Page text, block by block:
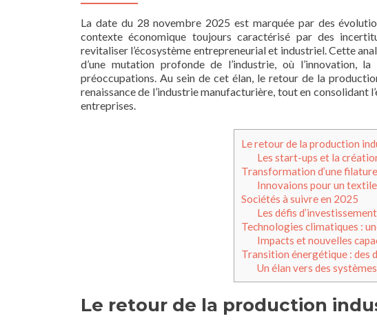
La date du 28 novembre 2025 est marquée par des
contexte économique toujours caractérisé par des
revitaliser l’écosystème entrepreneurial et industriel. Cette
d’une mutation profonde de l’industrie, où
préoccupations. Au sein de cet élan, le retour de la
renaissance de l’industrie manufacturière, tout en consolidant
entreprises.
Le retour de la production
Les start-ups et la
Transformation d’une
Innovaions pour un
Sociétés à suivre en 2025
Les défis
Technologies climatiques :
Impacts et nouvelles
Transition énergétique : des
Un élan vers des
Le retour de la production